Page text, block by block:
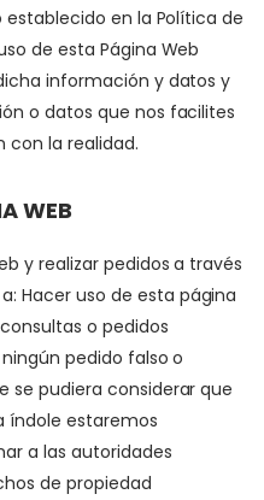
en la Política de
de esta Página Web
información y datos y
o datos que nos facilites
con la realidad.
WEB
y realizar pedidos a través
Hacer uso de esta página
o pedidos
pedido falso o
se pudiera considerar que
índole estaremos
a las autoridades
de propiedad